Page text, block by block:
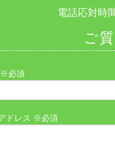
電話応対時
ご
※必須
ドレス ※必須